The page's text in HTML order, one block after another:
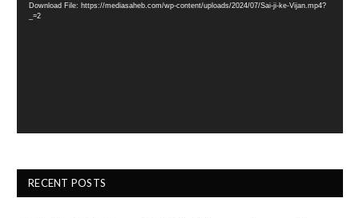
Download File: https://mediasaheb.com/wp-content/uploads/2024/07/Sai-ji-ke-Vijan.mp4?
_=2
RECENT POSTS